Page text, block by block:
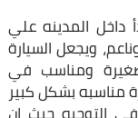
داخل المدينه علي
ويجعل السيارة
ومناسب في
مناسبه بشكل كبير